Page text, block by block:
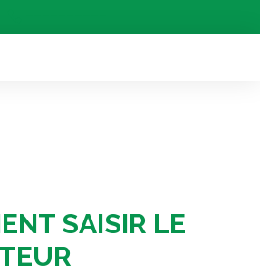
GET, POST'); header("Access-
X-Requested-With");
SAISIR LE